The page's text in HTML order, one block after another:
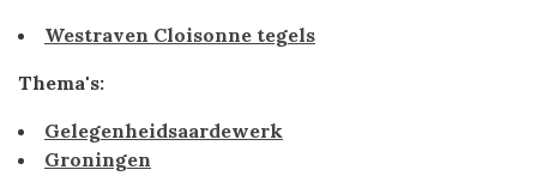
Westraven Cloisonne tegels
Thema's:
Gelegenheidsaardewerk
Groningen